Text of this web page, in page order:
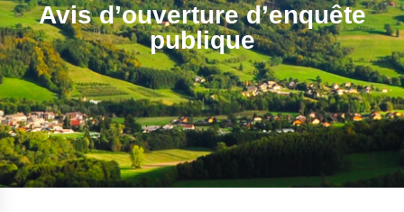
Avis d’ouverture d’enquête
publique